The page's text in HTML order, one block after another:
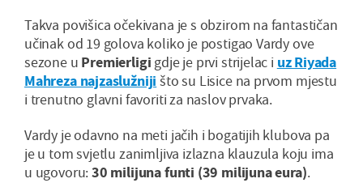
Takva povišica očekivana je s obzirom na fantastičan
učinak od 19 golova koliko je postigao Vardy ove
sezone u Premierligi gdje je prvi strijelac i uz Riyada
Mahreza najzaslužniji što su Lisice na prvom mjestu
i trenutno glavni favoriti za naslov prvaka.
Vardy je odavno na meti jačih i bogatijih klubova pa
je u tom svjetlu zanimljiva izlazna klauzula koju ima
u ugovoru:30 milijuna funti (39 milijuna eura).